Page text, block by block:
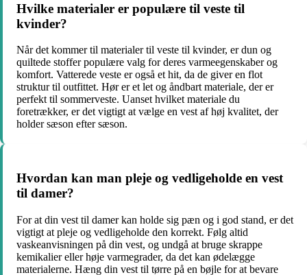
Hvilke materialer er populære til veste til
kvinder?
Når det kommer til materialer til veste til kvinder, er dun og
quiltede stoffer populære valg for deres varmeegenskaber og
komfort. Vatterede veste er også et hit, da de giver en flot
struktur til outfittet. Hør er et let og åndbart materiale, der er
perfekt til sommerveste. Uanset hvilket materiale du
foretrækker, er det vigtigt at vælge en vest af høj kvalitet, der
holder sæson efter sæson.
Hvordan kan man pleje og vedligeholde en vest
til damer?
For at din vest til damer kan holde sig pæn og i god stand, er det
vigtigt at pleje og vedligeholde den korrekt. Følg altid
vaskeanvisningen på din vest, og undgå at bruge skrappe
kemikalier eller høje varmegrader, da det kan ødelægge
materialerne. Hæng din vest til tørre på en bøjle for at bevare